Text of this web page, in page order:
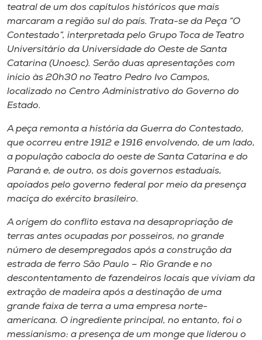
CPA
Biblioteca
Editora
Rádio
Museu
Unoesc
Store
Selecione
A+
A-
teatral de um dos capítulos históricos que mais
marcaram a região sul do país. Trata-se da Peça “O
Contestado”, interpretada pelo Grupo Toca de Teatro
Universitário da Universidade do Oeste de Santa
Catarina (Unoesc). Serão duas apresentações com
início às 20h30 no Teatro Pedro Ivo Campos,
localizado no Centro Administrativo do Governo do
Estado.
A peça remonta a história da Guerra do Contestado,
que ocorreu entre 1912 e 1916 envolvendo, de um lado,
a população cabocla do oeste de Santa Catarina e do
Paraná e, de outro, os dois governos estaduais,
apoiados pelo governo federal por meio da presença
maciça do exército brasileiro.
A origem do conflito estava na desapropriação de
terras antes ocupadas por posseiros, no grande
número de desempregados após a construção da
estrada de ferro São Paulo – Rio Grande e no
descontentamento de fazendeiros locais que viviam da
extração de madeira após a destinação de uma
grande faixa de terra a uma empresa norte-
americana. O ingrediente principal, no entanto, foi o
messianismo: a presença de um monge que liderou o